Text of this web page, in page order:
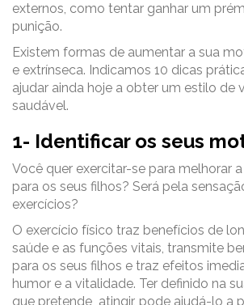
externos, como tentar ganhar um
punição.
Existem formas de aumentar a sua
e extrínseca. Indicamos 10 dicas
ajudar ainda hoje a obter um estilo de
saudável.
1- Identificar os seus
Você quer exercitar-se para melhorar
para os seus filhos? Será pela
exercícios?
O exercício físico traz benefícios de
saúde e as funções vitais, transmite
para os seus filhos e traz efeitos
humor e a vitalidade. Ter definido na
que pretende atingir, pode ajudá-lo a